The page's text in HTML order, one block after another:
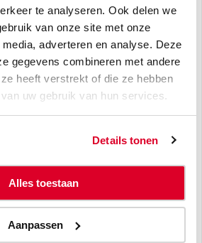
te analyseren. Ook delen we
van onze site met onze
adverteren en analyse. Deze
gegevens combineren met andere
heeft verstrekt of die ze hebben
uw gebruik van hun services.
Details tonen
Alles toestaan
Aanpassen
van de chemische industrie en
essenscia, wijst op het belang
de industrie om de
aan te pakken. Dit omvat het
en -opslag, maar ook het
van de afgevangen
van chemicaliën zoals
met minder.
met specialisatie in de
dat België vrij snel nieuwe
om de uitstoot van